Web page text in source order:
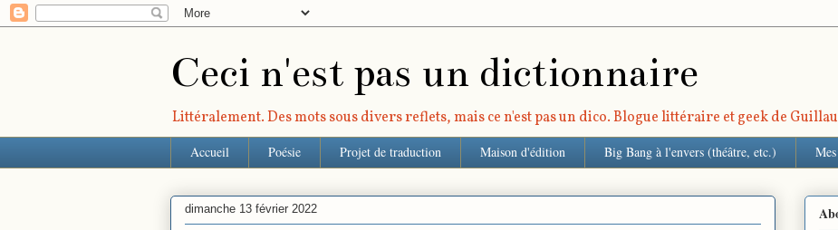
Ceci n'est pas un dictionnaire
Littéralement. Des mots sous divers reflets, mais ce n'est pas un dico. Blogue littéraire et geek de
Accueil Poésie Projet de traduction Maison d'édition Big Bang à l'envers (théâtre, etc.)
dimanche 13 février 2022